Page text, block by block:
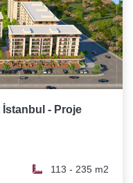
İstanbul - Proje
113 - 235 m2